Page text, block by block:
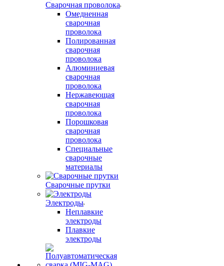
Сварочная проволока
Омедненная
сварочная
проволока
Полированная
сварочная
проволока
Алюминиевая
сварочная
проволока
Нержавеющая
сварочная
проволока
Порошковая
сварочная
проволока
Специальные
сварочные
материалы
Сварочные прутки
Электроды
Неплавкие
электроды
Плавкие
электроды